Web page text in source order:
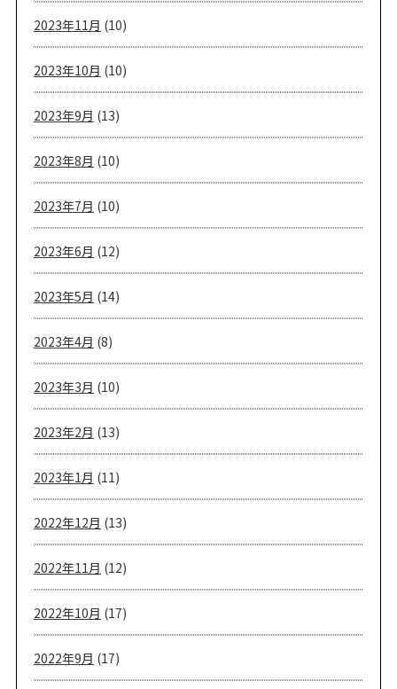
2023年11月 (10)
2023年10月 (10)
2023年9月 (13)
2023年8月 (10)
2023年7月 (10)
2023年6月 (12)
2023年5月 (14)
2023年4月 (8)
2023年3月 (10)
2023年2月 (13)
2023年1月 (11)
2022年12月 (13)
2022年11月 (12)
2022年10月 (17)
2022年9月 (17)